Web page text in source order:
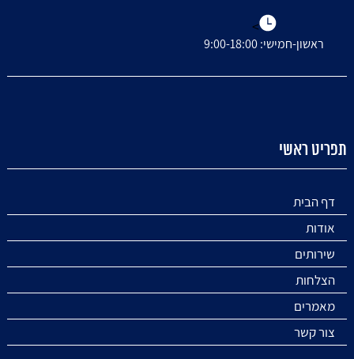
>
ראשון-חמישי: 9:00-18:00
תפריט ראשי
דף הבית
אודות
שירותים
הצלחות
מאמרים
צור קשר